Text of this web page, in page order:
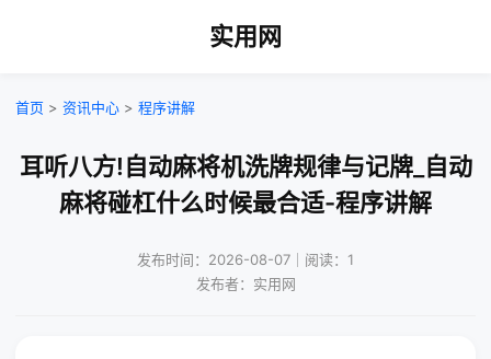
实用网
首页 > 资讯中心 > 程序讲解
耳听八方!自动麻将机洗牌规律与记牌_自动
麻将碰杠什么时候最合适-程序讲解
发布时间：2026-08-07｜阅读：1
发布者：实用网